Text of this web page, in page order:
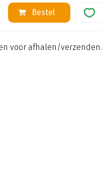
voor afhalen/verzenden.